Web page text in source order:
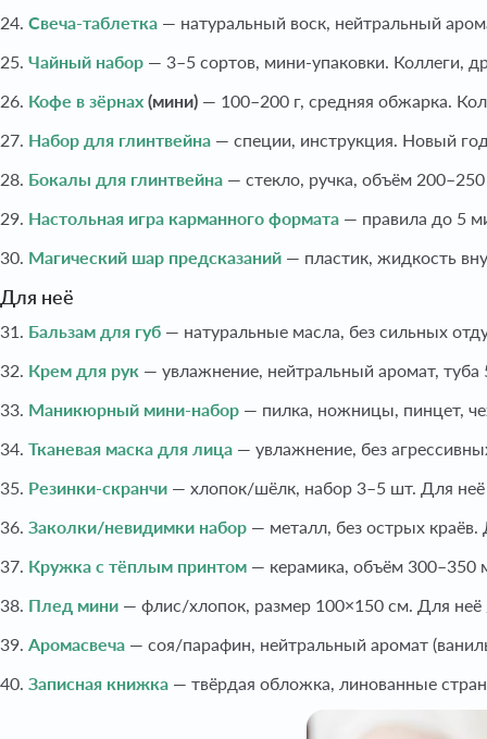
24. Свеча-таблетка — натуральный воск, нейтральный
25. Чайный набор — 3–5 сортов, мини-упаковки. Коллеги,
26. Кофе в зёрнах (мини) — 100–200 г, средняя обжарка.
27. Набор для глинтвейна — специи, инструкция. Новый
28. Бокалы для глинтвейна — стекло, ручка, объём
29. Настольная игра карманного формата — правила до 5
30. Магический шар предсказаний — пластик, жидкость
Для неё
31. Бальзам для губ — натуральные масла, без сильных
32. Крем для рук — увлажнение, нейтральный аромат,
33. Маникюрный мини-набор — пилка, ножницы, пинцет,
34. Тканевая маска для лица — увлажнение, без
35. Резинки-скранчи — хлопок/шёлк, набор 3–5 шт. Для
36. Заколки/невидимки набор — металл, без острых
37. Кружка с тёплым принтом — керамика, объём
38. Плед мини — флис/хлопок, размер 100×150 см. Для
39. Аромасвеча — соя/парафин, нейтральный аромат
40. Записная книжка — твёрдая обложка, линованные